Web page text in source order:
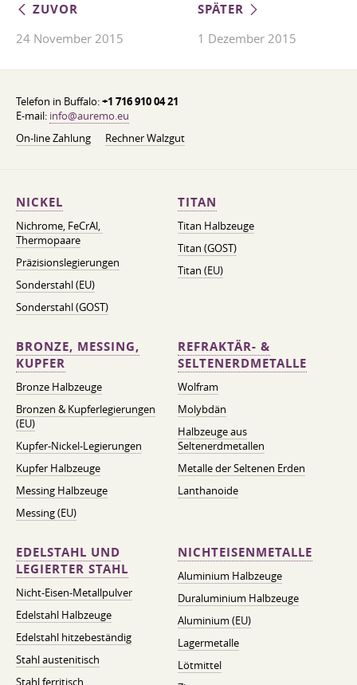
ZUVOR
24 November 2015
SPÄTER
1 Dezember 2015
Telefon in Buffalo:+1 716 910 04 21
E-mail: info@auremo.eu
On-line Zahlung
Rechner Walzgut
NICKEL
Nichrome, FeСrAl, ​​
Thermopaare
Präzisionslegierungen
Sonderstahl (EU)
Sonderstahl (GOST)
TITAN
Titan Halbzeuge
Titan (GOST)
Titan (EU)
BRONZE, MESSING,
KUPFER
Bronze Halbzeuge
Bronzen & Kupferlegierungen
(EU)
Kupfer-Nickel-Legierungen
Kupfer Halbzeuge
Messing Halbzeuge
Messing (EU)
REFRAKTÄR- &
SELTENERDMETALLE
Wolfram
Molybdän
Halbzeuge aus
Seltenerdmetallen
Metalle der Seltenen Erden
Lanthanoide
EDELSTAHL UND
LEGIERTER STAHL
Nicht-Eisen-Metallpulver
Edelstahl Halbzeuge
Edelstahl hitzebeständig
Stahl austenitisch
Stahl ferritisch
NICHTEISENMETALLE
Aluminium Halbzeuge
Duraluminium Halbzeuge
Aluminium (EU)
Lagermetalle
Lötmittel